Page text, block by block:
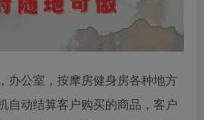
办公室，按摩房健身房各种地方
自动结算客户购买的商品，客户